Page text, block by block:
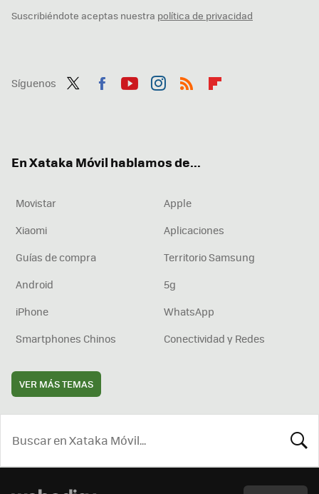
Suscribiéndote aceptas nuestra política de privacidad
Síguenos
En Xataka Móvil hablamos de...
Movistar
Apple
Xiaomi
Aplicaciones
Guías de compra
Territorio Samsung
Android
5g
iPhone
WhatsApp
Smartphones Chinos
Conectividad y Redes
VER MÁS TEMAS